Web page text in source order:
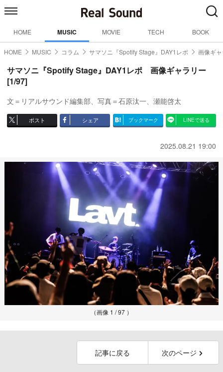
HOME MUSIC MOVIE TECH BOOK
HOME MUSIC コラム サマソニ『Spotify Stage』DAY1レポ 画像ギ
サマソニ『Spotify Stage』DAY1レポ 画像ギャラリー
[1/97]
文＝リアルサウンド編集部、写真＝石原汰一、瀬能啓太
ポスト シェア ブックマーク LINEで送る
2025.08.21 19:00
（画像 1 / 97 ）
記事に戻る 次のページ